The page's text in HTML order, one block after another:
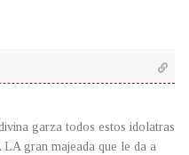
garza todos estos idolatras
LA gran majeada que le da a